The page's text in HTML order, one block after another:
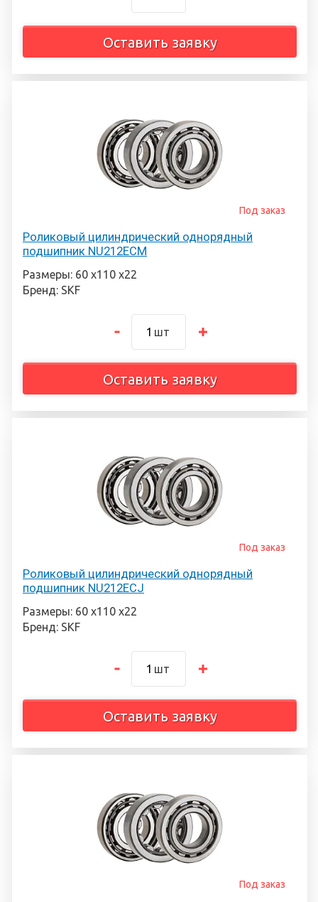
Оставить заявку
Роликовый цилиндрический однорядный
подшипник NU212ECM
Под заказ
Размеры: 60 х110 х22
Бренд: SKF
шт
Оставить заявку
Роликовый цилиндрический однорядный
подшипник NU212ECJ
Под заказ
Размеры: 60 х110 х22
Бренд: SKF
шт
Оставить заявку
Под заказ